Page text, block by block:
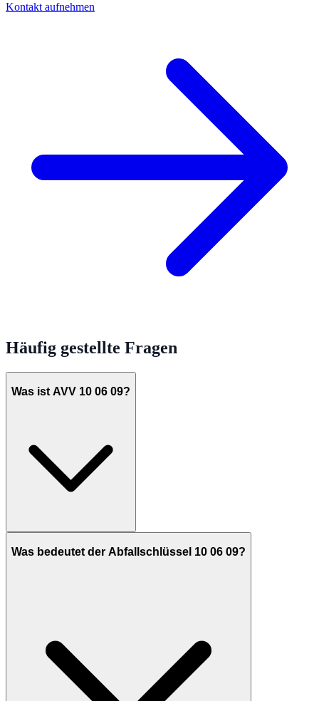
Kontakt aufnehmen
Häufig gestellte Fragen
Was ist AVV 10 06 09?
Was bedeutet der Abfallschlüssel 10 06 09?